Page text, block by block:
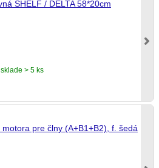
SHELF / DELTA 58*20cm
> 5 ks
motora pre člny (A+B1+B2), f. šedá